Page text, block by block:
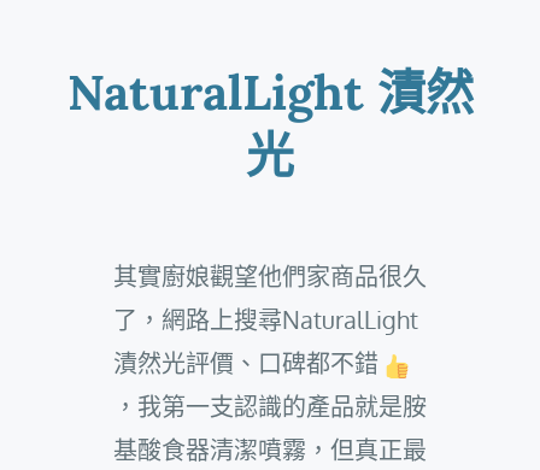
NaturalLight 漬然
光
其實廚娘觀望他們家商品很久
了，網路上搜尋NaturalLight
漬然光評價、口碑都不錯
，我第一支認識的產品就是胺
基酸食器清潔噴霧，但真正最